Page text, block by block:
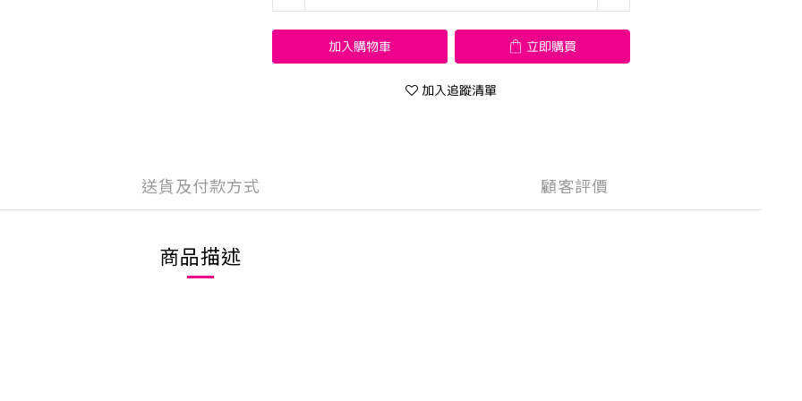
加入購物車 立即購買
加入追蹤清單
送貨及付款方式 顧客評價
商品描述